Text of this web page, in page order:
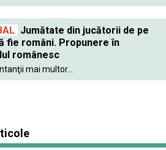
Jumătate din jucătorii de pe
fie români. Propunere în
românesc
mai multor...